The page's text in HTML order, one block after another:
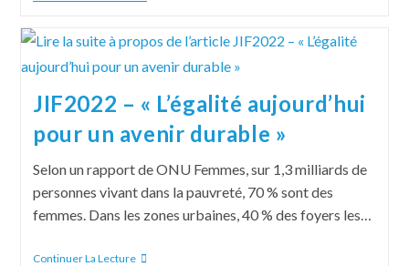
JIF2022 – « L’égalité aujourd’hui
pour un avenir durable »
Selon un rapport de ONU Femmes, sur 1,3 milliards de
personnes vivant dans la pauvreté, 70 % sont des
femmes. Dans les zones urbaines, 40 % des foyers les…
Continuer La Lecture